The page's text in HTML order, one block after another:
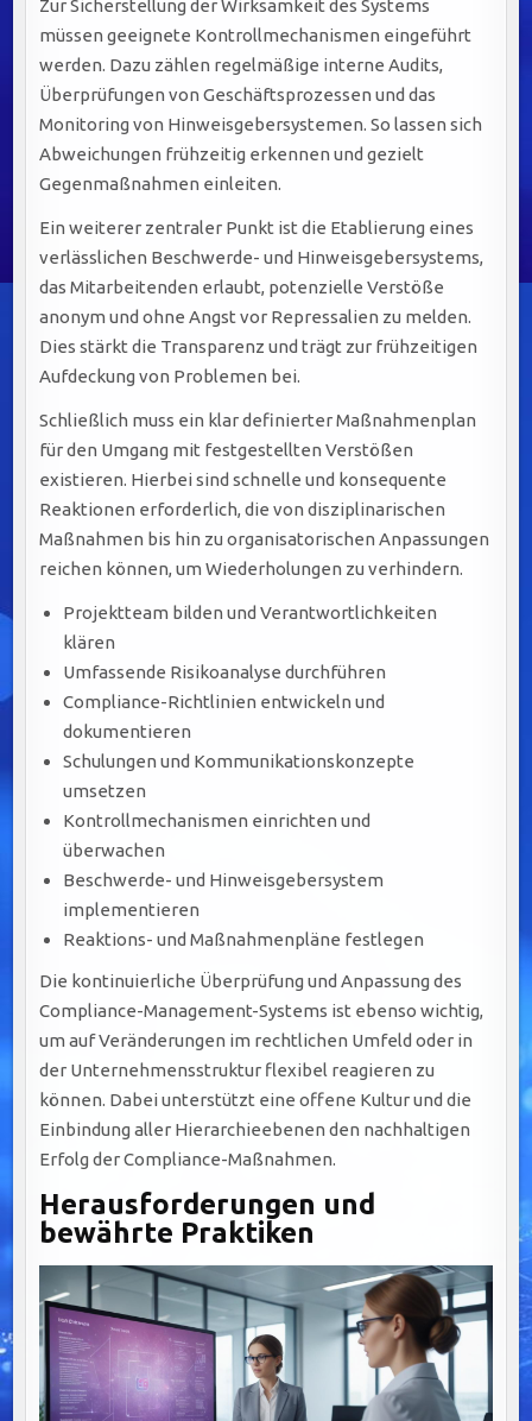
Zur Sicherstellung der Wirksamkeit des Systems
müssen geeignete Kontrollmechanismen eingeführt
werden. Dazu zählen regelmäßige interne Audits,
Überprüfungen von Geschäftsprozessen und das
Monitoring von Hinweisgebersystemen. So lassen sich
Abweichungen frühzeitig erkennen und gezielt
Gegenmaßnahmen einleiten.
Ein weiterer zentraler Punkt ist die Etablierung eines
verlässlichen Beschwerde- und Hinweisgebersystems,
das Mitarbeitenden erlaubt, potenzielle Verstöße
anonym und ohne Angst vor Repressalien zu melden.
Dies stärkt die Transparenz und trägt zur frühzeitigen
Aufdeckung von Problemen bei.
Schließlich muss ein klar definierter Maßnahmenplan
für den Umgang mit festgestellten Verstößen
existieren. Hierbei sind schnelle und konsequente
Reaktionen erforderlich, die von disziplinarischen
Maßnahmen bis hin zu organisatorischen Anpassungen
reichen können, um Wiederholungen zu verhindern.
Projektteam bilden und Verantwortlichkeiten
klären
Umfassende Risikoanalyse durchführen
Compliance-Richtlinien entwickeln und
dokumentieren
Schulungen und Kommunikationskonzepte
umsetzen
Kontrollmechanismen einrichten und
überwachen
Beschwerde- und Hinweisgebersystem
implementieren
Reaktions- und Maßnahmenpläne festlegen
Die kontinuierliche Überprüfung und Anpassung des
Compliance-Management-Systems ist ebenso wichtig,
um auf Veränderungen im rechtlichen Umfeld oder in
der Unternehmensstruktur flexibel reagieren zu
können. Dabei unterstützt eine offene Kultur und die
Einbindung aller Hierarchieebenen den nachhaltigen
Erfolg der Compliance-Maßnahmen.
Herausforderungen und
bewährte Praktiken